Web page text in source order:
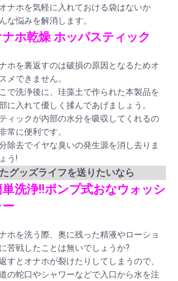
オナホを気軽に入れておける袋はないか
な悩みを解消します。
ナホ乾燥 ホッパスティック
ホを裏返すのは破損の原因となるためオ
メできません。
で洗浄後に、珪藻土で作られた本製品を
に入れて優しく揉んであげましょう。
ィックが内部の水分を吸収してくれるの
常に便利です。
除去でイヤな臭いの発生源を消し去りま
う!
グッズライフを送りたいなら
洗浄!!ポンプ式おなウォッシ
ー
ホを洗う際、奥に残った精液やローショ
苦戦したことは無いでしょうか?
すとオナホが裂けたりしてしまうので、
の蛇口やシャワーなどで入口から水を注